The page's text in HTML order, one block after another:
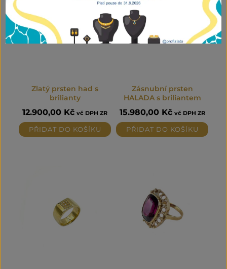
Zlatý prsten had s
brilianty
12.900,00 Kč vč DPH ZR
PŘIDAT DO KOŠÍKU
Zásnubní prsten
HALADA s briliantem
15.980,00 Kč vč DPH ZR
PŘIDAT DO KOŠÍKU